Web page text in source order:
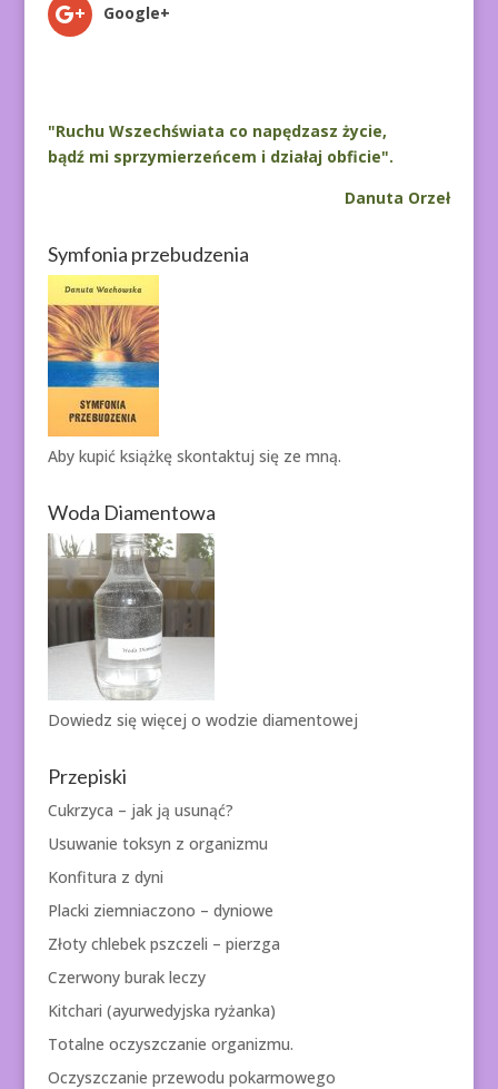
Google+
"Ruchu Wszechświata co napędzasz życie,
bądź mi sprzymierzeńcem i działaj obficie".
Danuta Orzeł
Symfonia przebudzenia
Aby kupić książkę skontaktuj się ze mną.
Woda Diamentowa
Dowiedz się więcej o wodzie diamentowej
Przepiski
Cukrzyca – jak ją usunąć?
Usuwanie toksyn z organizmu
Konfitura z dyni
Placki ziemniaczono – dyniowe
Złoty chlebek pszczeli – pierzga
Czerwony burak leczy
Kitchari (ayurwedyjska ryżanka)
Totalne oczyszczanie organizmu.
Oczyszczanie przewodu pokarmowego